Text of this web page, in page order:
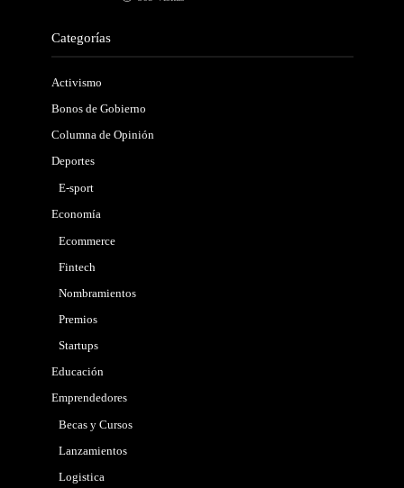
Categorías
Activismo
Bonos de Gobierno
Columna de Opinión
Deportes
E-sport
Economía
Ecommerce
Fintech
Nombramientos
Premios
Startups
Educación
Emprendedores
Becas y Cursos
Lanzamientos
Logistica